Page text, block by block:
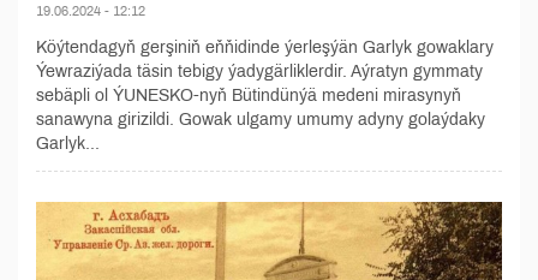
19.06.2024 - 12:12
Köýtendagyň gerşiniň eňňidinde ýerleşýän Garlyk gowaklary
Ýewraziýada täsin tebigy ýadygärliklerdir. Aýratyn gymmaty
sebäpli ol ÝUNESKO-nyň Bütindünýä medeni mirasynyň
sanawyna girizildi. Gowak ulgamy umumy adyny golaýdaky
Garlyk...